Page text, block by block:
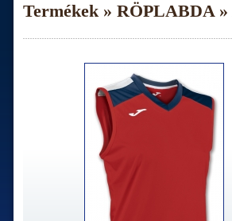
Termékek » RÖPLABDA